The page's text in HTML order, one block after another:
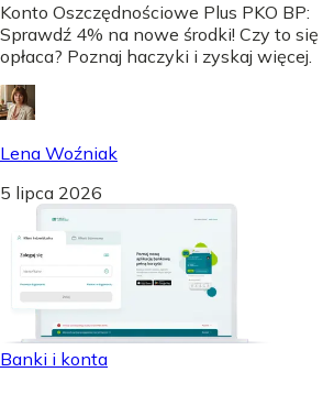
Konto Oszczędnościowe Plus PKO BP:
Sprawdź 4% na nowe środki! Czy to się
opłaca? Poznaj haczyki i zyskaj więcej.
Lena Woźniak
5 lipca 2026
Banki i konta